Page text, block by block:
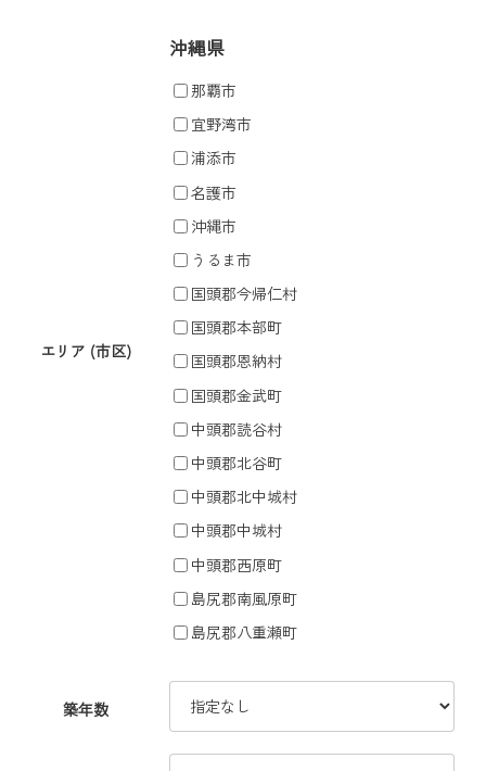
エリア (市区)
沖縄県
那覇市
宜野湾市
浦添市
名護市
沖縄市
うるま市
国頭郡今帰仁村
国頭郡本部町
国頭郡恩納村
国頭郡金武町
中頭郡読谷村
中頭郡北谷町
中頭郡北中城村
中頭郡中城村
中頭郡西原町
島尻郡南風原町
島尻郡八重瀬町
築年数